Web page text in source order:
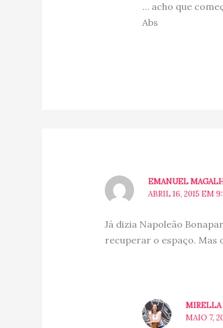
… acho que
Abs
EMANUEL
ABRIL 16, 2015 EM
Já dizia Napoleão
recuperar o espaço. Mas
MAIO 7,